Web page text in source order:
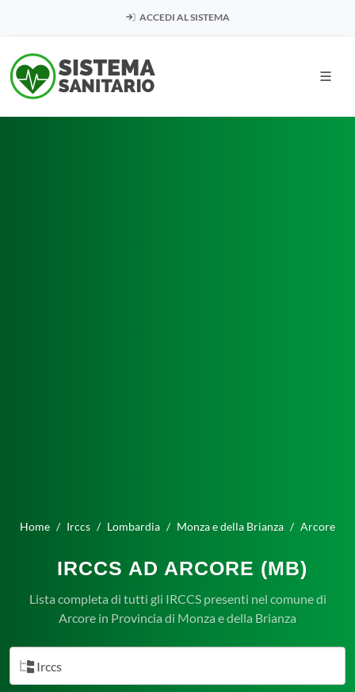
ACCEDI AL SISTEMA
Home Irccs Lombardia Monza e della Brianza Arcore
IRCCS AD ARCORE (MB)
Lista completa di tutti gli IRCCS presenti nel comune di
Arcore in Provincia di Monza e della Brianza
Irccs